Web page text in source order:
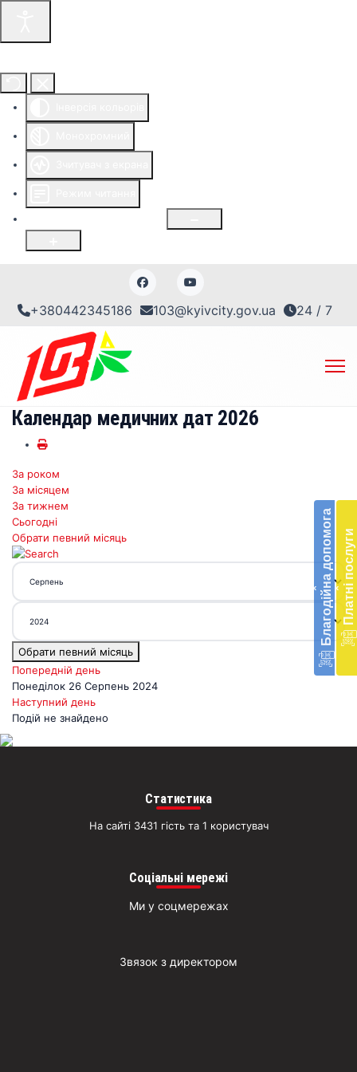
+380442345186 103@kyivcity.gov.ua 24 / 7
‹ Благодійна допомогав
‹ Платні послуги
Календар медичних дат 2026
За роком
За місяцем
За тижнем
Сьогодні
Обрати певний місяць
Обрати певний місяць
Попередній день
Понеділок 26 Серпень 2024
Наступний день
Подій не знайдено
Статистика
На сайті 3431 гість та 1 користувач
Соціальні мережі
Ми у соцмережах
Звязок з директором